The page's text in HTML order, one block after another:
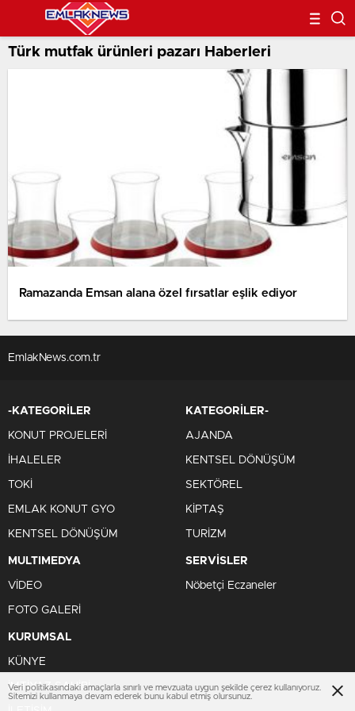
Türk mutfak ürünleri pazarı Haberleri
Ramazanda Emsan alana özel fırsatlar eşlik ediyor
EmlakNews.com.tr
-KATEGORİLER
KONUT PROJELERİ
İHALELER
TOKİ
EMLAK KONUT GYO
KENTSEL DÖNÜŞÜM
KATEGORİLER-
AJANDA
KENTSEL DÖNÜŞÜM
SEKTÖREL
KİPTAŞ
TURİZM
MULTIMEDYA
VİDEO
FOTO GALERİ
SERVİSLER
Nöbetçi Eczaneler
KURUMSAL
KÜNYE
İMTİYAZ SAHİBİ
Veri politikasındaki amaçlarla sınırlı ve mevzuata uygun şekilde çerez kullanıyoruz.
Sitemizi kullanmaya devam ederek bunu kabul etmiş olursunuz.